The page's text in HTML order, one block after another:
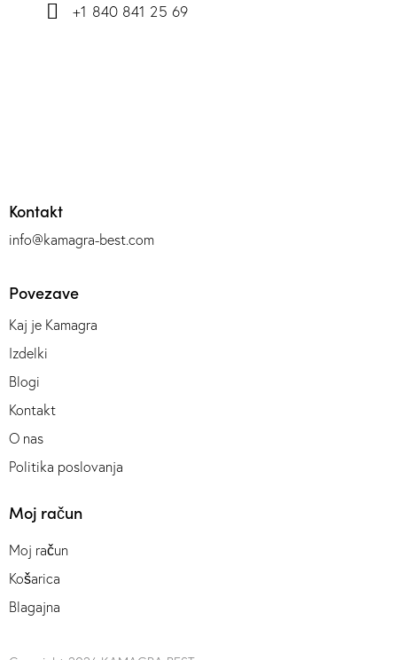
+1 840 841 25 69
Kontakt
info@kamagra-best.com
Povezave
Kaj je Kamagra
Izdelki
Blogi
Kontakt
O nas
Politika poslovanja
Moj račun
Moj račun
Košarica
Blagajna